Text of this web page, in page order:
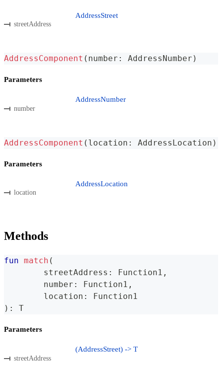
streetAddress
AddressStreet
AddressComponent ( number : AddressNumber )
Parameters
number
AddressNumber
AddressComponent ( location : AddressLocation )
Parameters
location
AddressLocation
Methods
fun match (
	streetAddress
: Function1 ,
	number
: Function1 ,
	location
:
Function1
) : T
Parameters
streetAddress
(AddressStreet) -> T